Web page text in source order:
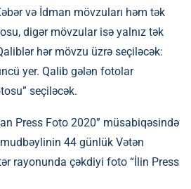
və İdman mövzuları həm tək
digər mövzular isə yalnız tək
hər mövzu üzrə seçiləcək:
yer. Qalib gələn fotolar
seçiləcək.
Press Foto 2020” müsabiqəsində
44 günlük Vətən
rayonunda çəkdiyi foto “İlin Press